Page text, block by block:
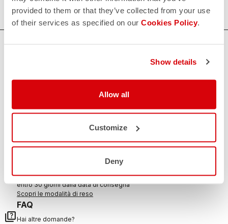
provided to them or that they’ve collected from your use
of their services as specified on our Cookies Policy.
Show details
Allow all
Customize
Deny
info@castelli-cycling.com
Per ogni tuo dubbio o necessità di supporto non ti
CONTATTACI
Hai una domanda per noi?
Contatta il nostro Servizio Clienti
Clicca qui
replayReso dell'ordine garantito
entro 30 giorni dalla data di consegna
Scopri le modalità di reso
quiz
FAQ
Hai altre domande?